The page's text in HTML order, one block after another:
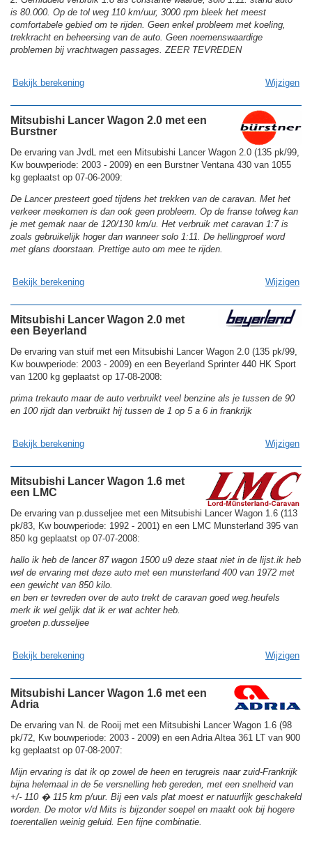
is 80.000. Op de tol weg 110 km/uur, 3000 rpm bleek het meest
comfortabele gebied om te rijden. Geen enkel probleem met koeling,
trekkracht en beheersing van de auto. Geen noemenswaardige
problemen bij vrachtwagen passages. ZEER TEVREDEN
Bekijk berekening Wijzigen
Mitsubishi Lancer Wagon 2.0 met een
Burstner
De ervaring van JvdL met een Mitsubishi Lancer Wagon 2.0 (135 pk/99,
Kw bouwperiode: 2003 - 2009) en een Burstner Ventana 430 van 1055
kg geplaatst op 07-06-2009:
De Lancer presteert goed tijdens het trekken van de caravan. Met het
verkeer meekomen is dan ook geen probleem. Op de franse tolweg kan
je met gemak naar de 120/130 km/u. Het verbruik met caravan 1:7 is
zoals gebruikelijk hoger dan wanneer solo 1:11. De hellingproef word
met glans doorstaan. Prettige auto om mee te rijden.
Bekijk berekening Wijzigen
Mitsubishi Lancer Wagon 2.0 met
een Beyerland
De ervaring van stuif met een Mitsubishi Lancer Wagon 2.0 (135 pk/99,
Kw bouwperiode: 2003 - 2009) en een Beyerland Sprinter 440 HK Sport
van 1200 kg geplaatst op 17-08-2008:
prima trekauto maar de auto verbruikt veel benzine als je tussen de 90
en 100 rijdt dan verbruikt hij tussen de 1 op 5 a 6 in frankrijk
Bekijk berekening Wijzigen
Mitsubishi Lancer Wagon 1.6 met
een LMC
De ervaring van p.dusseljee met een Mitsubishi Lancer Wagon 1.6 (113
pk/83, Kw bouwperiode: 1992 - 2001) en een LMC Munsterland 395 van
850 kg geplaatst op 07-07-2008:
hallo ik heb de lancer 87 wagon 1500 u9 deze staat niet in de lijst.ik heb
wel de ervaring met deze auto met een munsterland 400 van 1972 met
een gewicht van 850 kilo.
en ben er tevreden over de auto trekt de caravan goed weg.heufels
merk ik wel gelijk dat ik er wat achter heb.
groeten p.dusseljee
Bekijk berekening Wijzigen
Mitsubishi Lancer Wagon 1.6 met een
Adria
De ervaring van N. de Rooij met een Mitsubishi Lancer Wagon 1.6 (98
pk/72, Kw bouwperiode: 2003 - 2009) en een Adria Altea 361 LT van 900
kg geplaatst op 07-08-2007:
Mijn ervaring is dat ik op zowel de heen en terugreis naar zuid-Frankrijk
bijna helemaal in de 5e versnelling heb gereden, met een snelheid van
+/- 110 � 115 km p/uur. Bij een vals plat moest er natuurlijk geschakeld
worden. De motor v/d Mits is bijzonder soepel en maakt ook bij hogere
toerentallen weinig geluid. Een fijne combinatie.